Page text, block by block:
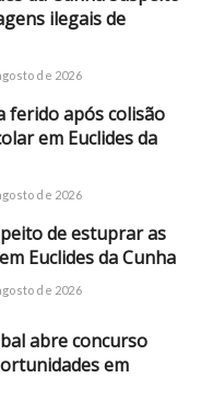
ilegais de
de 2026
ferido após colisão
em Euclides da
de 2026
de estuprar as
Euclides da Cunha
de 2026
abre concurso
em